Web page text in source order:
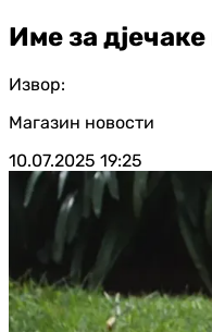
Име за
Извор:
Магазин новости
10.07.2025 19:25